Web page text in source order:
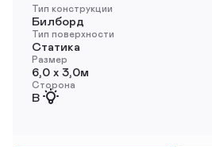
Тип конструкции
Билборд
Тип поверхности
Статика
Размер
6,0 х 3,0м
Сторона
B